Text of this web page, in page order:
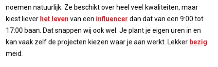
noemen natuurlijk. Ze beschikt over heel veel kwaliteiten, maar
kiest liever het leven van een influencer dan dat van een 9:00 tot
17:00 baan. Dat snappen wij ook wel. Je plant je eigen uren in en
kan vaak zelf de projecten kiezen waar je aan werkt. Lekker bezig
meid.